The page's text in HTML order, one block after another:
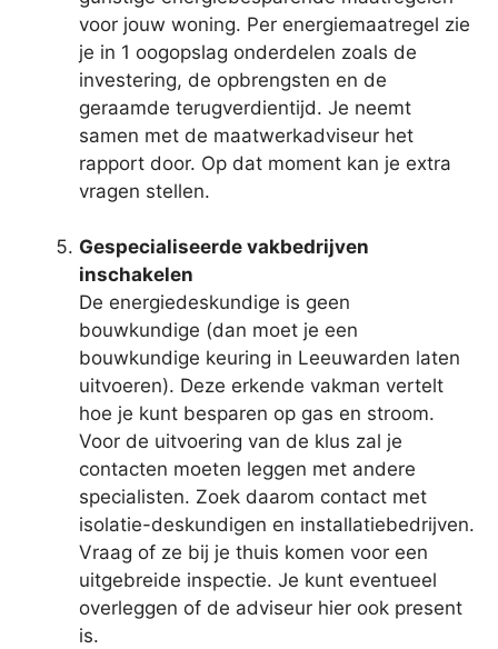
voor jouw woning. Per energiemaatregel zie
je in 1 oogopslag onderdelen zoals de
investering, de opbrengsten en de
geraamde terugverdientijd. Je neemt
samen met de maatwerkadviseur het
rapport door. Op dat moment kan je extra
vragen stellen.
Gespecialiseerde vakbedrijven
inschakelen
De energiedeskundige is geen
bouwkundige (dan moet je een
bouwkundige keuring in Leeuwarden laten
uitvoeren). Deze erkende vakman vertelt
hoe je kunt besparen op gas en stroom.
Voor de uitvoering van de klus zal je
contacten moeten leggen met andere
specialisten. Zoek daarom contact met
isolatie-deskundigen en installatiebedrijven.
Vraag of ze bij je thuis komen voor een
uitgebreide inspectie. Je kunt eventueel
overleggen of de adviseur hier ook present
is.